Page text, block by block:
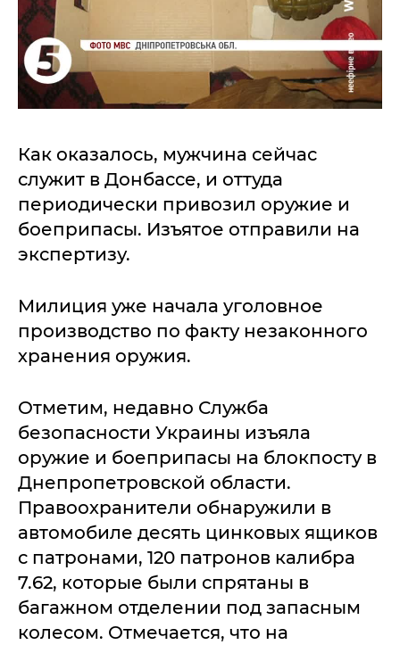
Как оказалось, мужчина сейчас
служит в Донбассе, и оттуда
периодически привозил оружие и
боеприпасы. Изъятое отправили на
экспертизу.
Милиция уже начала уголовное
производство по факту незаконного
хранения оружия.
Отметим, недавно Служба
безопасности Украины изъяла
оружие и боеприпасы на блокпосту в
Днепропетровской области.
Правоохранители обнаружили в
автомобиле десять цинковых ящиков
с патронами, 120 патронов калибра
7.62, которые были спрятаны в
багажном отделении под запасным
колесом. Отмечается, что на